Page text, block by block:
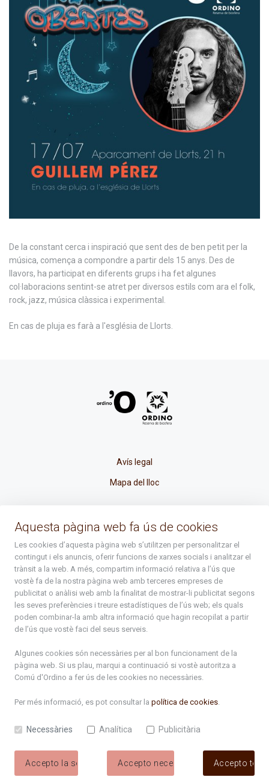
De la constant cerca i inspiració que sent des de ben petit per la
música, comença a compondre a partir dels 15 anys. Des de
llavors, ha participat en diferents grups i ha fet algunes
col·laboracions sentint-se atret per diversos estils com ara el folk,
rock, jazz, música clàssica i experimental.
En cas de pluja es farà a l'església de Llorts.
Avís legal
Mapa del lloc
atenciociutadana@ordino.ad
+376 878 100
De Dl. a Dv. : de 8 a 16h (els divendres a partir de l'1 de juny
fins al divendres de la setmana de Meritxell : de 8 a 14h)
Rep tota l'actualitat del Comú d'Ordino en el teu correu
Subscriu-te
Aquesta pàgina web fa ús de cookies
Les cookies d’aquesta pàgina web s’utilitzen per personalitzar el
contingut i els anuncis, oferir funcions de xarxes socials i analitzar el
trànsit a la web. A més, compartim informació relativa a l’ús que
vostè fa de la nostra pàgina web amb terceres empreses de
publicitat o anàlisi web amb la finalitat de mostrar-li publicitat segons
les seves preferències i treure estadístiques de l’ús web; els quals
poden combinar-la amb altra informació que hagin recopilat a partir
de l’ús que vostè faci del seus serveis.
Algunes cookies són necessàries per al bon funcionament de la
pàgina web. Si us plau, marqui a continuació si vostè autoritza a
Comú d'Ordino a fer ús de les cookies no necessàries.
Per més informació, es pot consultar la política de cookies.
Necessàries Analítica Publicitària
Accepto la selecció Accepto necessàries Accepto